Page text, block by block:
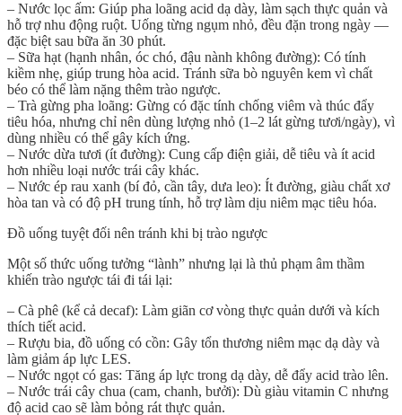
– Nước lọc ấm: Giúp pha loãng acid dạ dày, làm sạch thực quản và
hỗ trợ nhu động ruột. Uống từng ngụm nhỏ, đều đặn trong ngày —
đặc biệt sau bữa ăn 30 phút.
– Sữa hạt (hạnh nhân, óc chó, đậu nành không đường): Có tính
kiềm nhẹ, giúp trung hòa acid. Tránh sữa bò nguyên kem vì chất
béo có thể làm nặng thêm trào ngược.
– Trà gừng pha loãng: Gừng có đặc tính chống viêm và thúc đẩy
tiêu hóa, nhưng chỉ nên dùng lượng nhỏ (1–2 lát gừng tươi/ngày), vì
dùng nhiều có thể gây kích ứng.
– Nước dừa tươi (ít đường): Cung cấp điện giải, dễ tiêu và ít acid
hơn nhiều loại nước trái cây khác.
– Nước ép rau xanh (bí đỏ, cần tây, dưa leo): Ít đường, giàu chất xơ
hòa tan và có độ pH trung tính, hỗ trợ làm dịu niêm mạc tiêu hóa.
Đồ uống tuyệt đối nên tránh khi bị trào ngược
Một số thức uống tưởng “lành” nhưng lại là thủ phạm âm thầm
khiến trào ngược tái đi tái lại:
– Cà phê (kể cả decaf): Làm giãn cơ vòng thực quản dưới và kích
thích tiết acid.
– Rượu bia, đồ uống có cồn: Gây tổn thương niêm mạc dạ dày và
làm giảm áp lực LES.
– Nước ngọt có gas: Tăng áp lực trong dạ dày, dễ đẩy acid trào lên.
– Nước trái cây chua (cam, chanh, bưởi): Dù giàu vitamin C nhưng
độ acid cao sẽ làm bỏng rát thực quản.